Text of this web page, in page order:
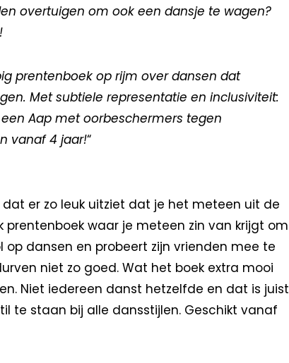
overtuigen om ook een dansje te wagen?
prentenboek op rijm over dansen dat
Met subtiele representatie en inclusiviteit:
Aap met oorbeschermers tegen
vanaf 4 jaar!“
er zo leuk uitziet dat je het meteen uit de
prentenboek waar je meteen zin van krijgt om
op dansen en probeert zijn vrienden mee te
niet zo goed. Wat het boek extra mooi
Niet iedereen danst hetzelfde en dat is juist
te staan bij alle dansstijlen. Geschikt vanaf